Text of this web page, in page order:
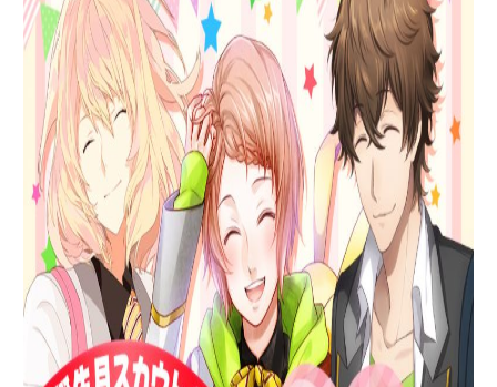
ミュージック
グッズ・本
ギャラリー
イベント・キャンペーン
ミュージック
グッズ・本
ギャラリー